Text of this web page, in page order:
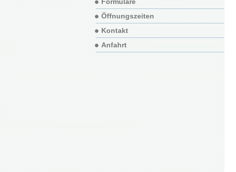
Öffnungszeiten
Kontakt
Anfahrt